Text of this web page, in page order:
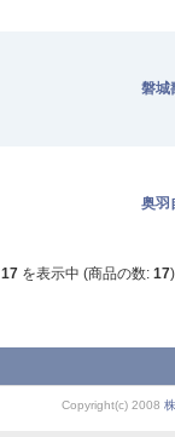
磐
奥
17 を表示中 (商品の数: 17)
Copyright(c) 2008